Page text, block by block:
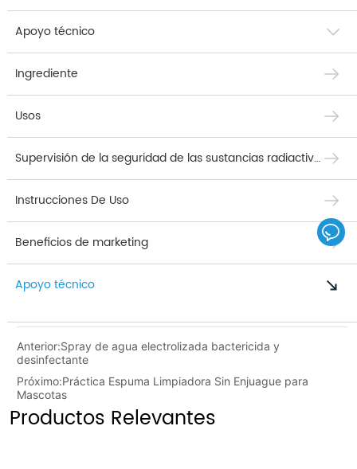
Apoyo técnico
Ingrediente
Usos
Supervisión de la seguridad de las sustancias radiactivas
Instrucciones De Uso
Beneficios de marketing
Apoyo técnico
Anterior:Spray de agua electrolizada bactericida y
desinfectante
Próximo:Práctica Espuma Limpiadora Sin Enjuague para
Mascotas
Productos Relevantes